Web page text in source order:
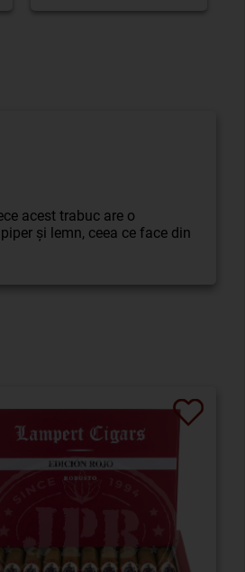
acest trabuc are o
și lemn, ceea ce face din